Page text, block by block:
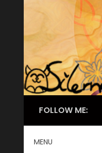
Skip to content
FOLLOW ME:
MENU